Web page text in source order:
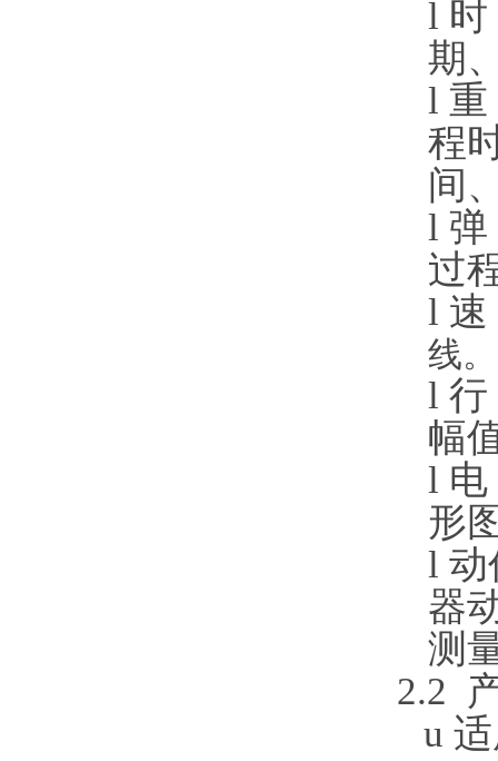
l
期
l 重
程
间
l
过
l
线。
l 行
幅
l
形
l 动
器
测
2.2
u